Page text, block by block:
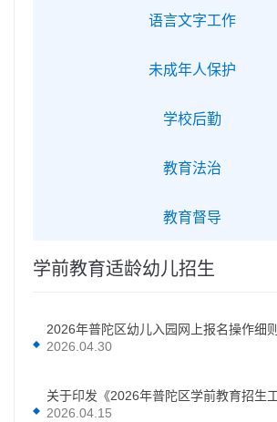
语言文字工作
未成年人保护
学校后勤
教育法治
教育督导
学前教育适龄幼儿招生
2026年普陀区幼儿入园网上报名操作细则
2026.04.30
2026.04.15